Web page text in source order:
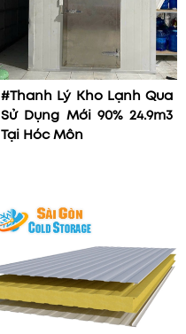
#Thanh Lý Kho Lạnh Qua
Sử Dụng Mới 90% 24.9m3
Tại Hóc Môn